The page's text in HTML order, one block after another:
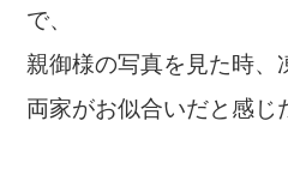
で、
親御様の写真を見た時、
両家がお似合いだと感じ